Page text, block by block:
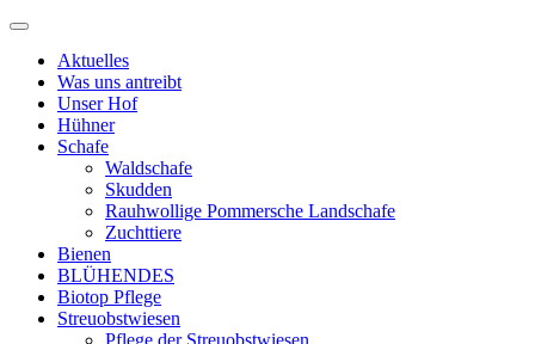
biolandschafe.de
Landschafe
vom Biohof
Ascheloh
Menü
springen
Aktuelles
Was uns antreibt
Unser Hof
Hühner
Schafe
Waldschafe
Skudden
Rauhwollige Pommersche Landschafe
Zuchttiere
Bienen
BLÜHENDES
Biotop Pflege
Streuobstwiesen
Pflege der Streuobstwiesen